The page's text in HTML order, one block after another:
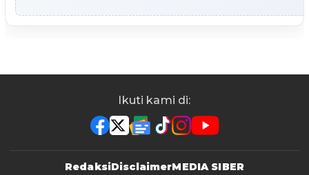
Ikuti kami di:
RedaksiDisclaimerMEDIA SIBER